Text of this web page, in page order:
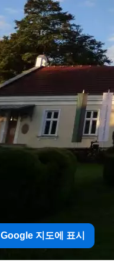
Google 지도에 표시